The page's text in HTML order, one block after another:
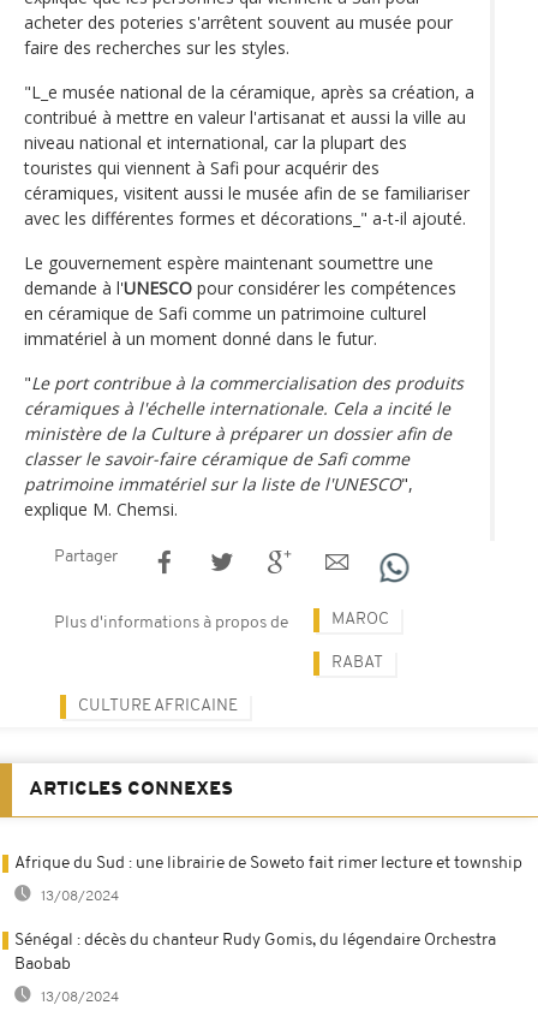
acheter des poteries s'arrêtent souvent au musée pour
faire des recherches sur les styles.
"L_e musée national de la céramique, après sa création, a
contribué à mettre en valeur l'artisanat et aussi la ville au
niveau national et international, car la plupart des
touristes qui viennent à Safi pour acquérir des
céramiques, visitent aussi le musée afin de se familiariser
avec les différentes formes et décorations_" a-t-il ajouté.
Le gouvernement espère maintenant soumettre une
demande à l'UNESCO pour considérer les compétences
en céramique de Safi comme un patrimoine culturel
immatériel à un moment donné dans le futur.
"Le port contribue à la commercialisation des produits
céramiques à l'échelle internationale. Cela a incité le
ministère de la Culture à préparer un dossier afin de
classer le savoir-faire céramique de Safi comme
patrimoine immatériel sur la liste de l'UNESCO",
explique M. Chemsi.
Partager
Plus d'informations à propos de MAROC
RABAT
CULTURE AFRICAINE
ARTICLES CONNEXES
Afrique du Sud : une librairie de Soweto fait rimer lecture et township
13/08/2024
Sénégal : décès du chanteur Rudy Gomis, du légendaire Orchestra
Baobab
13/08/2024